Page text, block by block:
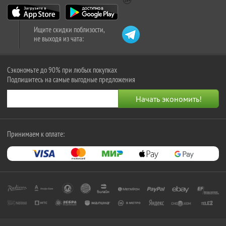
Ищите скидки поблизости,
не выходя из чата:
Сэкономьте до 90% при любых покупках
Подпишитесь на самые выгодные предложения
Принимаем к оплате: